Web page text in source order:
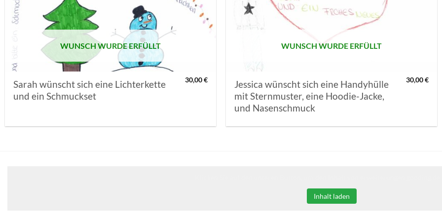
MERKLISTE
SETZEN
WUNSCH WURDE ERFÜLLT
Sarah wünscht sich eine Lichterkette
und ein Schmuckset
30,00€
MERKLISTE
WUNSCH WURDE ERFÜLLT
Jessica wünscht sich eine Handyhülle
mit Sternmuster, eine Hoodie-Jacke,
und Nasenschmuck
30,00€
Inhalt laden